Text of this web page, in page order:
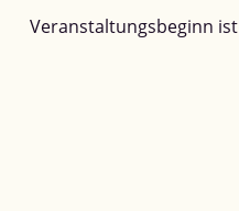
Veranstaltungsbeginn